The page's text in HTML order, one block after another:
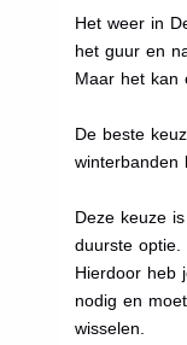
Het weer in
het guur en
Maar het kan
De beste
winterbanden
Deze keuze
duurste optie.
Hierdoor heb
nodig en
wisselen.